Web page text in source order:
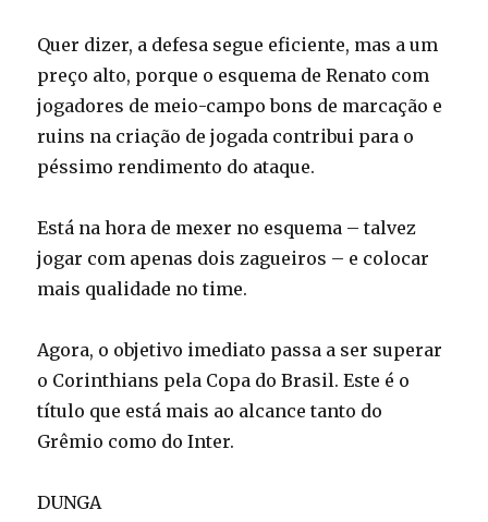
Quer dizer, a defesa segue eficiente, mas a um
preço alto, porque o esquema de Renato com
jogadores de meio-campo bons de marcação e
ruins na criação de jogada contribui para o
péssimo rendimento do ataque.
Está na hora de mexer no esquema – talvez
jogar com apenas dois zagueiros – e colocar
mais qualidade no time.
Agora, o objetivo imediato passa a ser superar
o Corinthians pela Copa do Brasil. Este é o
título que está mais ao alcance tanto do
Grêmio como do Inter.
DUNGA